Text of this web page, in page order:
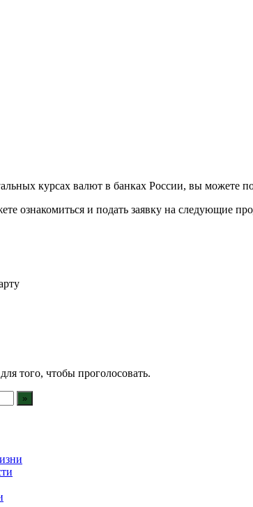
курсах валют в банках России, вы можете
ознакомиться и подать заявку на следующие
для того, чтобы проголосовать.